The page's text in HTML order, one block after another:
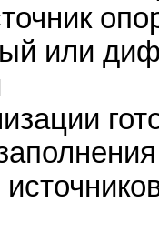
или